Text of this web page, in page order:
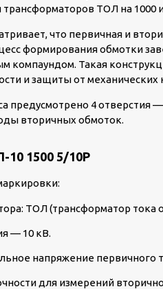
ТОЛ на
что первичная и
формирования обмотки
компаундом. Такая
и защиты от механических
предусмотрено 4
вторичных обмоток.
1500 5/10Р
ТОЛ (трансформатор тока
— 10 кВ.
напряжение первичного
для измерений